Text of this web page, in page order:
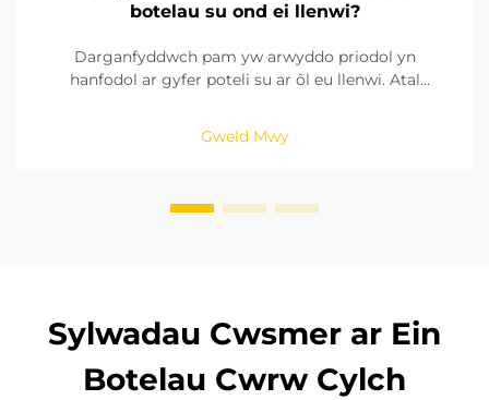
botelau su ond ei llenwi?
Darganfyddwch pam yw arwyddo priodol yn
hanfodol ar gyfer poteli su ar ôl eu llenwi. Atal
cynnyrch gyda datrysiadau arwyddo dibynadwy.
Dysgwch fwy nawr.
Gweld Mwy
Sylwadau Cwsmer ar Ein
Botelau Cwrw Cylch